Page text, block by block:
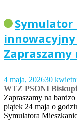
Symulator
Zapraszamy
4 maja, 202630
WTZ PSONI
Zapraszamy na
piątek 24 maja o
Symulatora